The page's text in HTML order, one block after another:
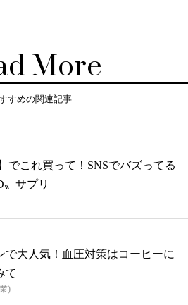
More
すめの関連記事
】でこれ買って！SNSでバズってる
〟サプリ
で大人気！血圧対策はコーヒーに
て
)